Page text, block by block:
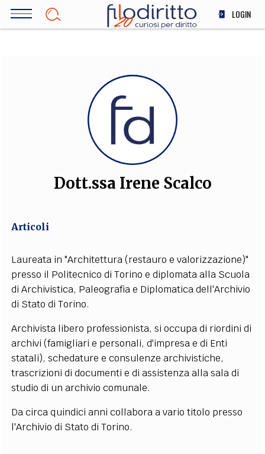
Salta
LOGIN
SOCIETÀ
MEDICINA
SCIENZA
STORIA E FILOSOFIA
INNOVAZIONE
ALTRO
FILODIRITTO
EXTRA
CODICI RUBRICHE
SOCIAL MEDIA
Dott.ssa Irene Scalco
Articoli
Laureata in "Architettura (restauro e valorizzazione)"
presso il Politecnico di Torino e diplomata alla Scuola
di Archivistica, Paleografia e Diplomatica dell'Archivio
di Stato di Torino.
Archivista libero professionista, si occupa di riordini di
archivi (famigliari e personali, d'impresa e di Enti
statali), schedature e consulenze archivistiche,
trascrizioni di documenti e di assistenza alla sala di
studio di un archivio comunale.
Da circa quindici anni collabora a vario titolo presso
l'Archivio di Stato di Torino.